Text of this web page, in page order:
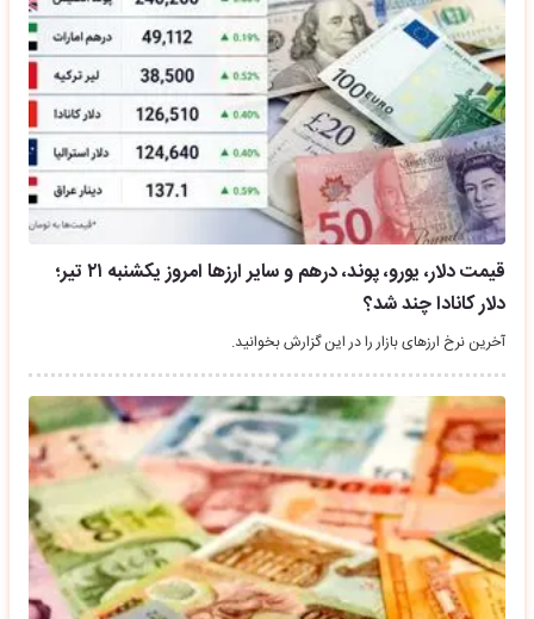
قیمت دلار، یورو، پوند، درهم و سایر ارزها امروز یکشنبه ۲۱ تیر؛
دلار کانادا چند شد؟
آخرین نرخ ارزهای بازار را در این گزارش بخوانید.